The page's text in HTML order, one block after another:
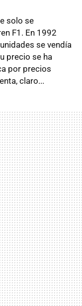
solo se
F1. En 1992
se vendía
precio se ha
por precios
claro...